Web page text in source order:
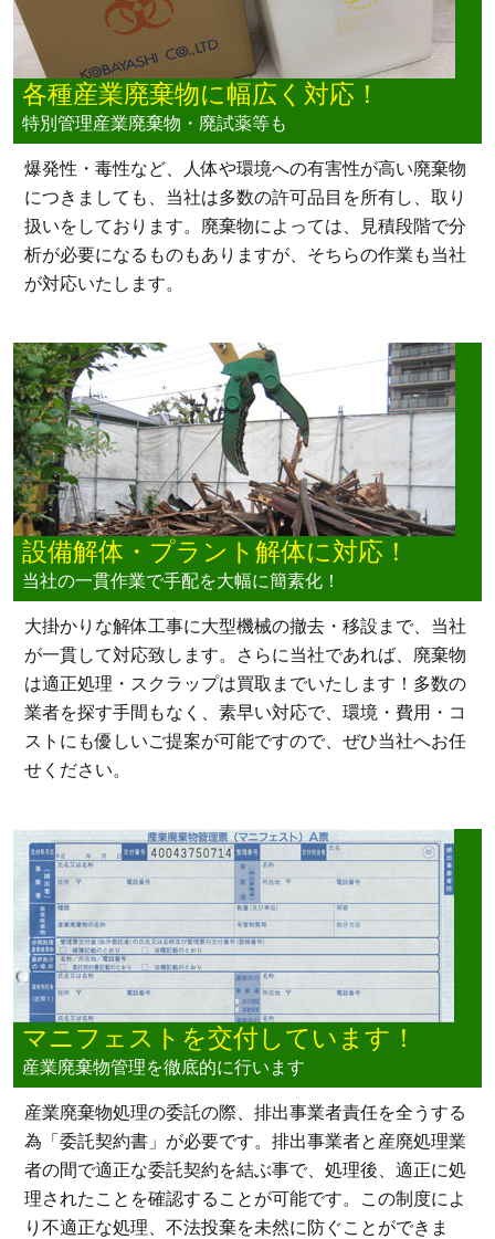
各種産業廃棄物に幅広く対応！
特別管理産業廃棄物・廃試薬等も
爆発性・毒性など、人体や環境への有害性が高い廃棄物
につきましても、当社は多数の許可品目を所有し、取り
扱いをしております。廃棄物によっては、見積段階で分
析が必要になるものもありますが、そちらの作業も当社
が対応いたします。
設備解体・プラント解体に対応！
当社の一貫作業で手配を大幅に簡素化！
大掛かりな解体工事に大型機械の撤去・移設まで、当社
が一貫して対応致します。さらに当社であれば、廃棄物
は適正処理・スクラップは買取までいたします！多数の
業者を探す手間もなく、素早い対応で、環境・費用・コ
ストにも優しいご提案が可能ですので、ぜひ当社へお任
せください。
マニフェストを交付しています！
産業廃棄物管理を徹底的に行います
産業廃棄物処理の委託の際、排出事業者責任を全うする
為「委託契約書」が必要です。排出事業者と産廃処理業
者の間で適正な委託契約を結ぶ事で、処理後、適正に処
理されたことを確認することが可能です。この制度によ
り不適正な処理、不法投棄を未然に防ぐことができま